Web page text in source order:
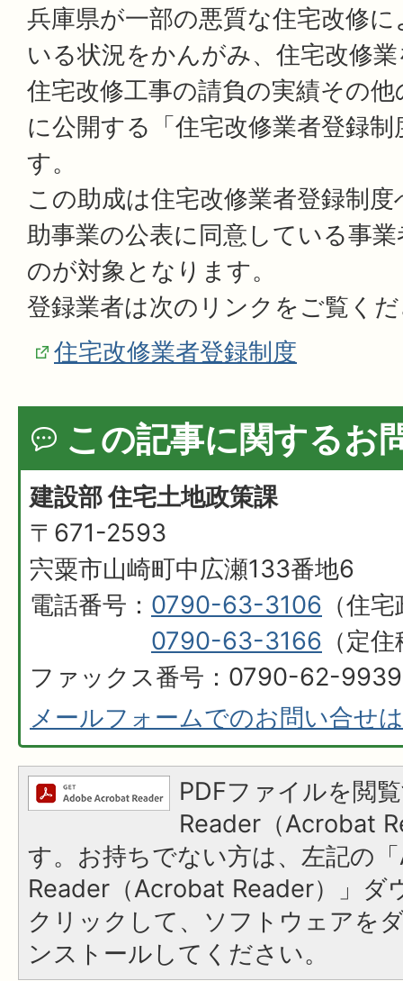
兵庫県が一部の悪質な住宅改修
いる状況をかんがみ、住宅改修
住宅改修工事の請負の実績その
に公開する「住宅改修業者登録
す。
この助成は住宅改修業者登録制
助事業の公表に同意している事
のが対象となります。
登録業者は次のリンクをご覧く
住宅改修業者登録制度
この記事に関するお
建設部 住宅土地政策課
〒671-2593
宍粟市山崎町中広瀬133番地6
電話番号： 0790-63-3106 （住
0790-63-3166 （定
ファックス番号：0790-62-9939
メールフォームでのお問い合せ
PDFファイルを閲
Reader（Acrobat
す。お持ちでない方は、左記の
Reader（Acrobat Reader）」ダ
クリックして、ソフトウェアを
ンストールしてください。